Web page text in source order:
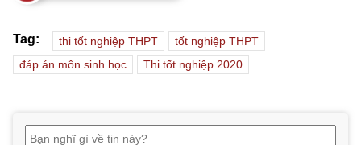
Tag: thi tốt nghiệp THPT
tốt nghiệp THPT
đáp án môn sinh học
Thi tốt nghiệp 2020